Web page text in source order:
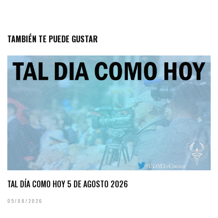
TAMBIÉN TE PUEDE GUSTAR
TAL DÍA COMO HOY 5 DE AGOSTO 2026
05/08/2026